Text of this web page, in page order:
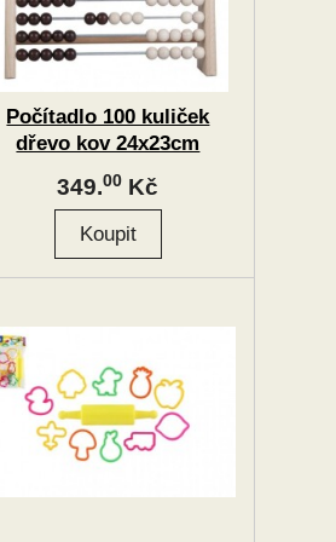
Počítadlo 100 kuliček
dřevo kov 24x23cm
349.00 Kč